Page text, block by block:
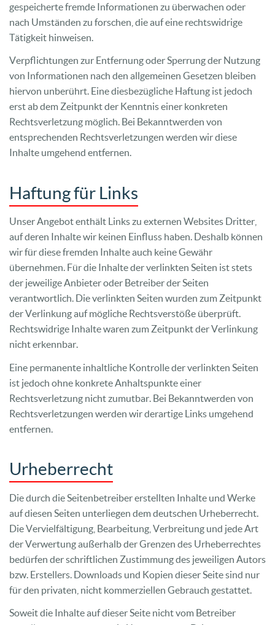
gespeicherte fremde Informationen zu überwachen oder
nach Umständen zu forschen, die auf eine rechtswidrige
Tätigkeit hinweisen.
Verpflichtungen zur Entfernung oder Sperrung der Nutzung
von Informationen nach den allgemeinen Gesetzen bleiben
hiervon unberührt. Eine diesbezügliche Haftung ist jedoch
erst ab dem Zeitpunkt der Kenntnis einer konkreten
Rechtsverletzung möglich. Bei Bekanntwerden von
entsprechenden Rechtsverletzungen werden wir diese
Inhalte umgehend entfernen.
Haftung für Links
Unser Angebot enthält Links zu externen Websites Dritter,
auf deren Inhalte wir keinen Einfluss haben. Deshalb können
wir für diese fremden Inhalte auch keine Gewähr
übernehmen. Für die Inhalte der verlinkten Seiten ist stets
der jeweilige Anbieter oder Betreiber der Seiten
verantwortlich. Die verlinkten Seiten wurden zum Zeitpunkt
der Verlinkung auf mögliche Rechtsverstöße überprüft.
Rechtswidrige Inhalte waren zum Zeitpunkt der Verlinkung
nicht erkennbar.
Eine permanente inhaltliche Kontrolle der verlinkten Seiten
ist jedoch ohne konkrete Anhaltspunkte einer
Rechtsverletzung nicht zumutbar. Bei Bekanntwerden von
Rechtsverletzungen werden wir derartige Links umgehend
entfernen.
Urheberrecht
Die durch die Seitenbetreiber erstellten Inhalte und Werke
auf diesen Seiten unterliegen dem deutschen Urheberrecht.
Die Vervielfältigung, Bearbeitung, Verbreitung und jede Art
der Verwertung außerhalb der Grenzen des Urheberrechtes
bedürfen der schriftlichen Zustimmung des jeweiligen Autors
bzw. Erstellers. Downloads und Kopien dieser Seite sind nur
für den privaten, nicht kommerziellen Gebrauch gestattet.
Soweit die Inhalte auf dieser Seite nicht vom Betreiber